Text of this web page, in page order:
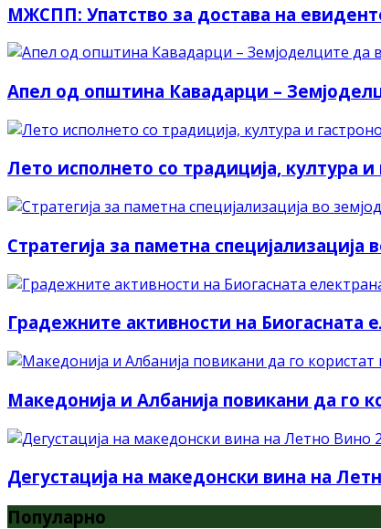
МЖСПП: Упатство за достава на
Апел од општина Кавадарци –
Лето исполнето со традиција, култура
Стратегија за паметна
Градежните активности на Биогасната
Македонија и Албанија повикани да го
Дегустација на македонски вина на
Популарно